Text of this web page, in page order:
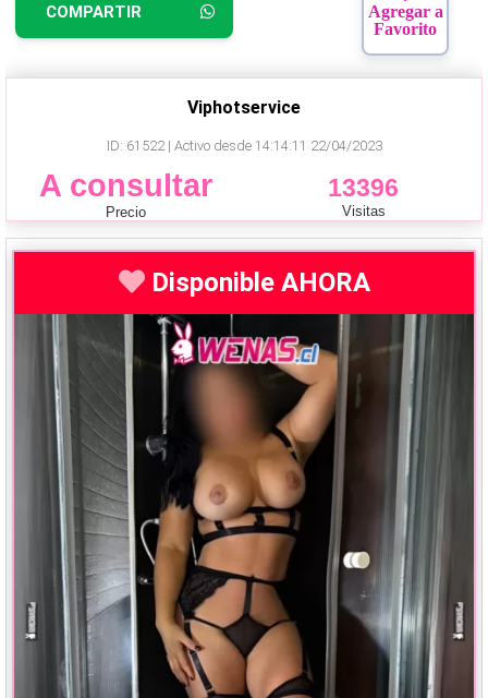
COMPARTIR
Agregar a
Favorito
Viphotservice
ID: 61522 | Activo desde 14:14:11 22/04/2023
A consultar
Precio
13396
Visitas
Disponible AHORA